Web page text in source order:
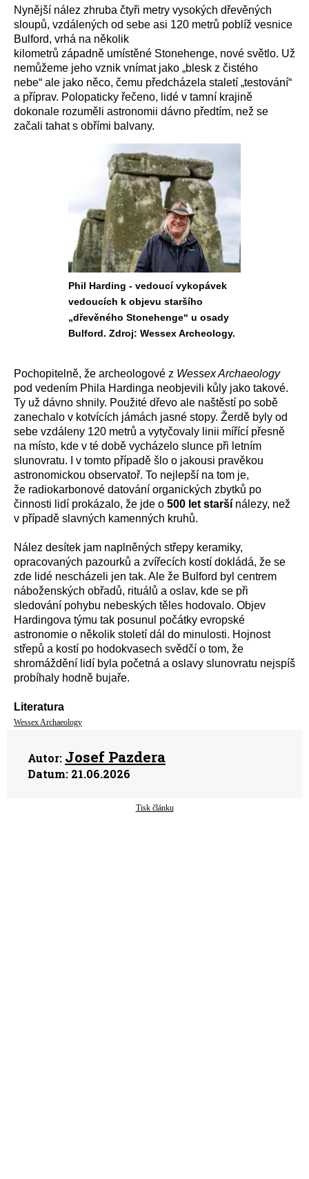
Nynější nález zhruba čtyři metry vysokých dřevěných
sloupů, vzdálených od sebe asi 120 metrů poblíž vesnice
Bulford, vrhá na několik
kilometrů západně umístěné Stonehenge, nové světlo. Už
nemůžeme jeho vznik vnímat jako „blesk z čistého
nebe“ ale jako něco, čemu předcházela staletí „testování“
a příprav. Polopaticky řečeno, lidé v tamní krajině
dokonale rozuměli astronomii dávno předtím, než se
začali tahat s obřími balvany.
Phil Harding - vedoucí vykopávek
vedoucích k objevu staršího
„dřevěného Stonehenge“ u osady
Bulford. Zdroj: Wessex Archeology.
Pochopitelně, že archeologové z Wessex Archaeology
pod vedením Phila Hardinga neobjevili kůly jako takové.
Ty už dávno shnily. Použité dřevo ale naštěstí po sobě
zanechalo v kotvících jámách jasné stopy. Žerdě byly od
sebe vzdáleny 120 metrů a vytyčovaly linii mířící přesně
na místo, kde v té době vycházelo slunce při letním
slunovratu. I v tomto případě šlo o jakousi pravěkou
astronomickou observatoř. To nejlepší na tom je,
že radiokarbonové datování organických zbytků po
činnosti lidí prokázalo, že jde o 500 let starší nálezy, než
v případě slavných kamenných kruhů.
Nález desítek jam naplněných střepy keramiky,
opracovaných pazourků a zvířecích kostí dokládá, že se
zde lidé nescházeli jen tak. Ale že Bulford byl centrem
náboženských obřadů, rituálů a oslav, kde se při
sledování pohybu nebeských těles hodovalo. Objev
Hardingova týmu tak posunul počátky evropské
astronomie o několik století dál do minulosti. Hojnost
střepů a kostí po hodokvasech svědčí o tom, že
shromáždění lidí byla početná a oslavy slunovratu nejspíš
probíhaly hodně bujaře.
Literatura
Wessex Archaeology
Autor: Josef Pazdera
Datum: 21.06.2026
Tisk článku